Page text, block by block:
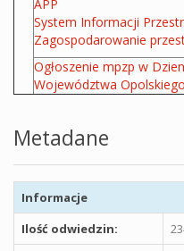
APP
System Informacji
Zagospodarowanie
Ogłoszenie mpzp w
Województwa
Metadane
Informacje
Ilość odwiedzin: